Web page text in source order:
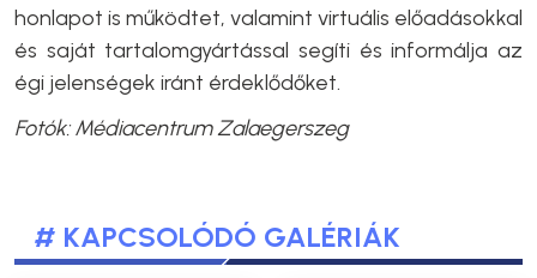
honlapot is működtet, valamint virtuális előadásokkal
és saját tartalomgyártással segíti és informálja az
égi jelenségek iránt érdeklődőket.
Fotók: Médiacentrum Zalaegerszeg
# KAPCSOLÓDÓ GALÉRIÁK